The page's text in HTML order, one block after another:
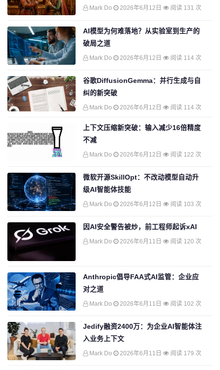
Mark Do 2026年6月12日 阅读 131 次
AI模型为何难落地？从实验室到生产的
破局之道
Mark Do 2026年6月12日 阅读 114 次
谷歌DiffusionGemma：并行生成与自
纠的新突破
Mark Do 2026年6月12日 阅读 114 次
上下文压缩新突破：输入减少16倍精度
不减
Mark Do 2026年6月12日 阅读 122 次
微软开源SkillOpt：不改动模型自动升
级AI智能体技能
Mark Do 2026年6月12日 阅读 103 次
因AI安全警告被炒，前工程师起诉xAI
Mark Do 2026年6月11日 阅读 120 次
Anthropic倡导FAA式AI监管：企业应
对之道
Mark Do 2026年6月11日 阅读 102 次
Jedify融资2400万：为企业AI智能体注
入业务上下文
Mark Do 2026年6月11日 阅读 179 次